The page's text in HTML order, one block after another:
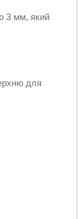
3 мм, який
для